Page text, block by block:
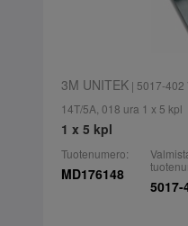
3M UNITEK| 5017-402
14T/5A, 018 ura 1 x 5 kpl
1 x 5 kpl
Tuotenumero:
MD176148
5017-